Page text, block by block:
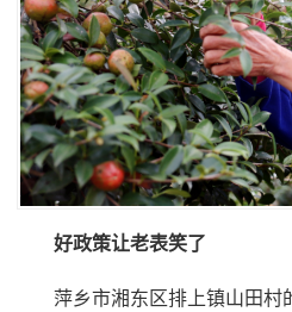
好政策让老表笑了
萍乡市湘东区排上镇山田村